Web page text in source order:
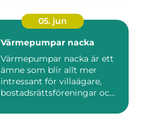
05. jun
Värmepumpar nacka
Värmepumpar nacka är ett
ämne som blir allt mer
intressant för villaägare,
bostadsrättsföreningar oc...